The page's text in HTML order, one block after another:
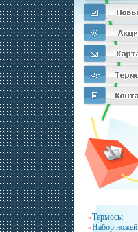
»Термосы
»Набор ножей